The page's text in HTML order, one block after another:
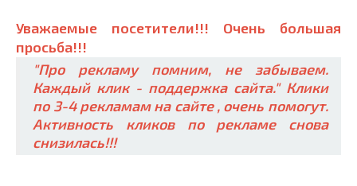
Уважаемые посетители!!! Очень большая
просьба!!!
"Про рекламу помним, не забываем.
Каждый клик - поддержка сайта." Клики
по 3-4 рекламам на сайте , очень помогут.
Активность кликов по рекламе снова
снизилась!!!